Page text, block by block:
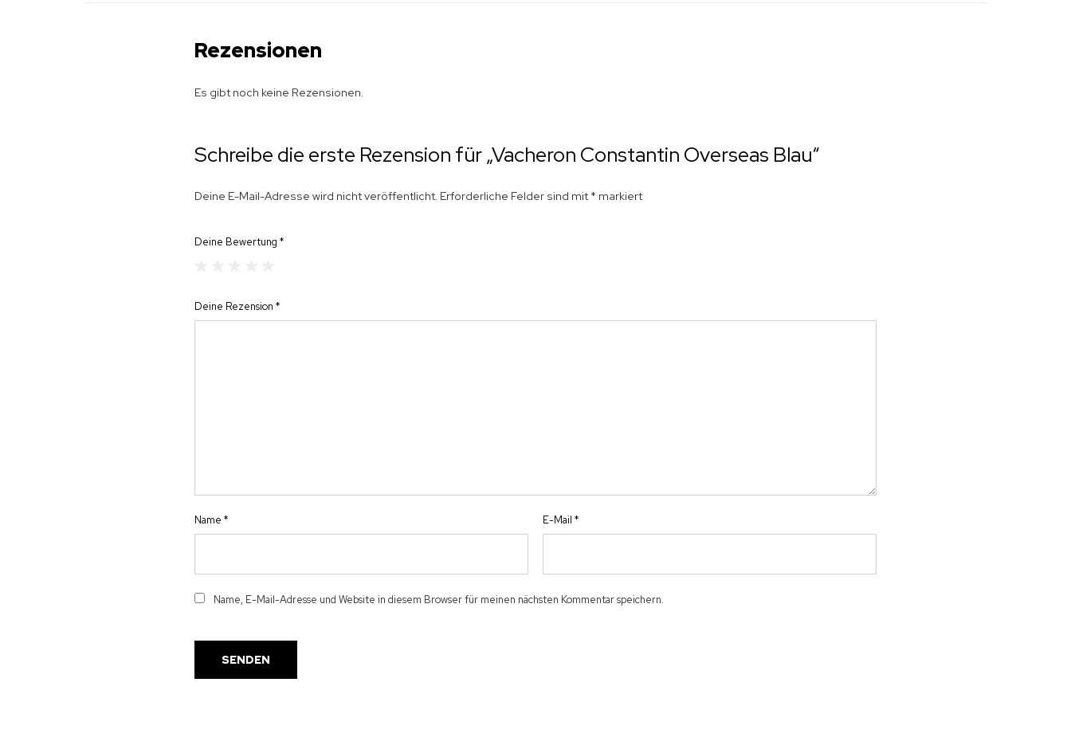
Rezensionen
Es gibt noch keine Rezensionen.
Schreibe die erste Rezension für „Vacheron Constantin Overseas Blau“
Deine E-Mail-Adresse wird nicht veröffentlicht. Erforderliche Felder sind mit * markiert
Deine Bewertung*
Deine Rezension*
Name* E-Mail *
Name, E-Mail-Adresse und Website in diesem Browser für meinen nächsten Kommentar speichern.